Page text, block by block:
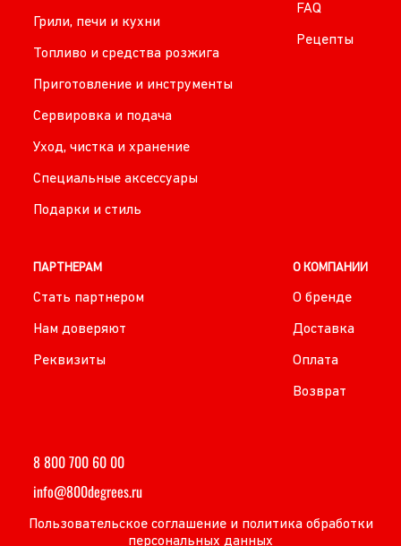
Грили, печи и кухни
Топливо и средства розжига
Приготовление и инструменты
Сервировка и подача
Уход, чистка и хранение
Специальные аксессуары
Подарки и стиль
FAQ
Рецепты
ПАРТНЕРАМ
Стать партнером
Нам доверяют
Реквизиты
О КОМПАНИИ
О бренде
Доставка
Оплата
Возврат
8 800 700 60 00
info@800degrees.ru
Пользовательское соглашение и политика обработки
персональных данных